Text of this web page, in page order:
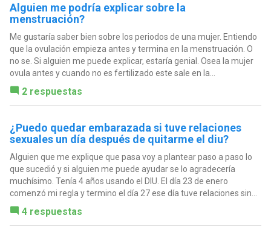
Alguien me podría explicar sobre la
menstruación?
Me gustaría saber bien sobre los periodos de una mujer. Entiendo
que la ovulación empieza antes y termina en la menstruación. O
no se. Si alguien me puede explicar, estaría genial. Osea la mujer
ovula antes y cuando no es fertilizado este sale en la...
2 respuestas
¿Puedo quedar embarazada si tuve relaciones
sexuales un día después de quitarme el diu?
Alguien que me explique que pasa voy a plantear paso a paso lo
que sucedió y si alguien me puede ayudar se lo agradecería
muchísimo. Tenía 4 años usando el DIU. El día 23 de enero
comenzó mi regla y termino el día 27 ese día tuve relaciones sin...
4 respuestas